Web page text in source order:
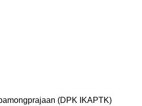
(DPK IKAPTK)